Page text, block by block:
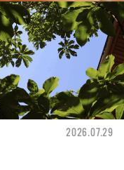
2026.07.29